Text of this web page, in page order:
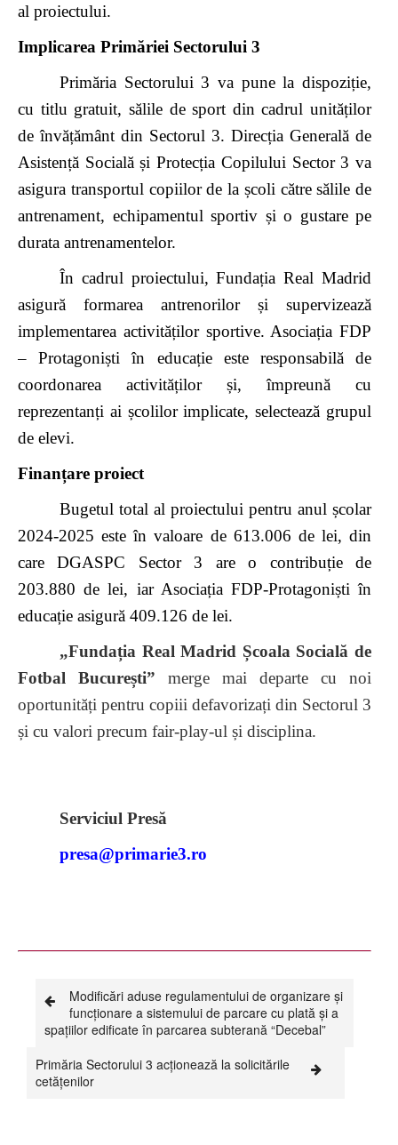
al proiectului.
Implicarea Primăriei Sectorului 3
Primăria Sectorului 3 va pune la dispoziție,
cu titlu gratuit, sălile de sport din cadrul unităților
de învățământ din Sectorul 3. Direcția Generală de
Asistență Socială și Protecția Copilului Sector 3 va
asigura transportul copiilor de la școli către sălile de
antrenament, echipamentul sportiv și o gustare pe
durata antrenamentelor.
În cadrul proiectului, Fundația Real Madrid
asigură formarea antrenorilor și supervizează
implementarea activităților sportive. Asociația FDP
– Protagoniști în educație este responsabilă de
coordonarea activităților și, împreună cu
reprezentanți ai școlilor implicate, selectează grupul
de elevi.
Finanțare proiect
Bugetul total al proiectului pentru anul școlar
2024-2025 este în valoare de 613.006 de lei, din
care DGASPC Sector 3 are o contribuție de
203.880 de lei, iar Asociația FDP-Protagoniști în
educație asigură 409.126 de lei.
„Fundația Real Madrid Școala Socială de
Fotbal București” merge mai departe cu noi
oportunități pentru copiii defavorizați din Sectorul 3
și cu valori precum fair-play-ul și disciplina.
Serviciul Presă
presa@primarie3.ro
Modificări aduse regulamentului de organizare și
funcționare a sistemului de parcare cu plată și a
spațiilor edificate în parcarea subterană “Decebal”
Primăria Sectorului 3 acționează la solicitările
cetățenilor